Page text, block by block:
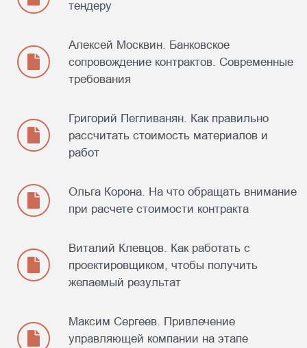
Максим Сергеев
Тема выступления: «Привлечение управляющей
компании на этапе подготовки к строительству»
Спикер
Генеральный директор
благотворительного фонда «Семья
тендеру
Алексей Москвин. Банковское
сопровождение контрактов. Современные
требования
Григорий Пегливанян. Как правильно
рассчитать стоимость материалов и
работ
Ольга Корона. На что обращать внимание
при расчете стоимости контракта
Виталий Клевцов. Как работать с
проектировщиком, чтобы получить
желаемый результат
Максим Сергеев. Привлечение
управляющей компании на этапе